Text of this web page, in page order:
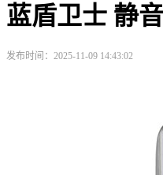
蓝盾卫士 静
发布时间：2025-11-09 14:43:02